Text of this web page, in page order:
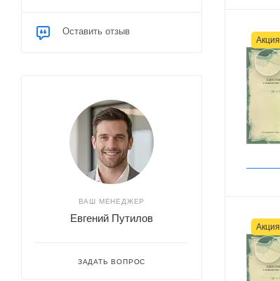
Акция
Акция
Оставить отзыв
ВАШ МЕНЕДЖЕР
Евгений Путилов
ЗАДАТЬ ВОПРОС